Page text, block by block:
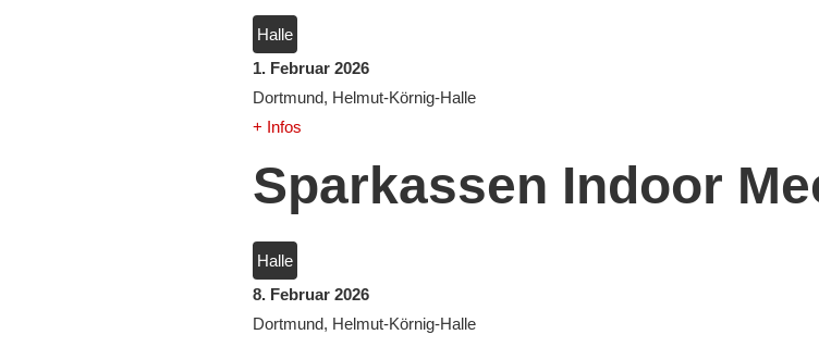
Halle
1. Februar 2026
Dortmund, Helmut-Körnig-Halle
+ Infos
Sparkassen Indoor
Halle
8. Februar 2026
Dortmund, Helmut-Körnig-Halle